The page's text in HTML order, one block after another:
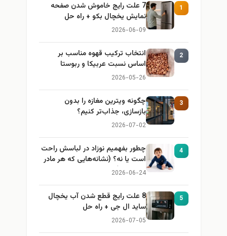
1
7 علت رایج خاموش شدن صفحه
نمایش یخچال بکو + راه حل
2026-06-09
2
انتخاب ترکیب قهوه مناسب بر
اساس نسبت عربیکا و ربوستا
2026-05-26
3
چگونه ویترین مغازه را بدون
بازسازی، جذاب‌تر کنیم؟
2026-07-02
4
چطور بفهمیم نوزاد در لباسش راحت
است یا نه؟ (نشانه‌هایی که هر مادر
باید بداند)
2026-06-24
5
8 علت رایج قطع شدن آب یخچال
ساید ال جی + راه حل
2026-07-05